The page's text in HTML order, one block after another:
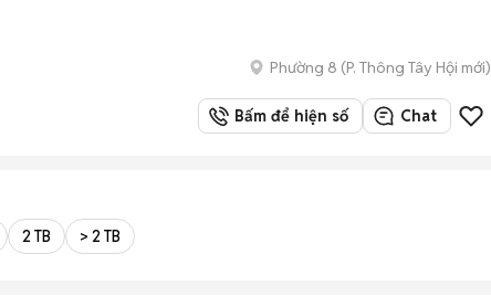
Phường 8 (P. Thông Tây Hội mới)
Bấm để hiện số Chat
2 TB > 2 TB